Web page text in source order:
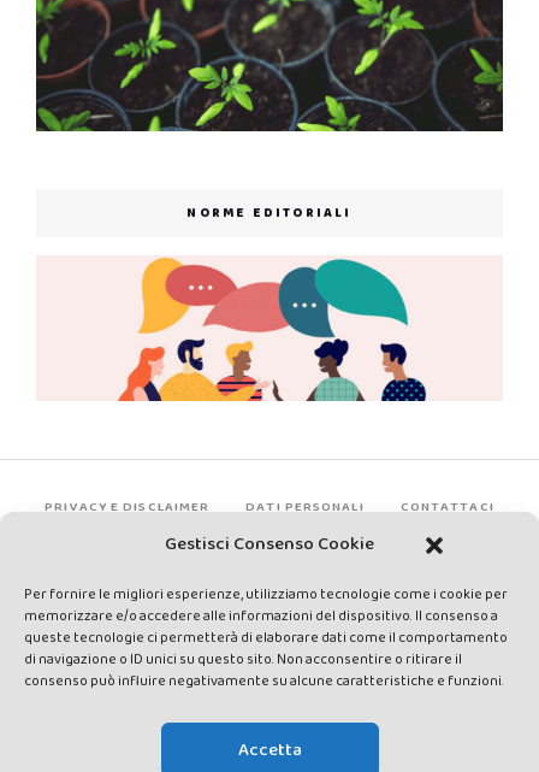
Gestisci Consenso Cookie
Per fornire le migliori esperienze, utilizziamo tecnologie come i cookie per
memorizzare e/o accedere alle informazioni del dispositivo. Il consenso a
queste tecnologie ci permetterà di elaborare dati come il comportamento
di navigazione o ID unici su questo sito. Non acconsentire o ritirare il
consenso può influire negativamente su alcune caratteristiche e funzioni.
Accetta
NORME EDITORIALI
PRIVACY E DISCLAIMER DATI PERSONALI CONTATTACI
rights reserved - Testata registrata presso il Tribunale di Siena con
autorizzazione n°1 del 12/04/2014 - Direttrice Responsabile: Chiara